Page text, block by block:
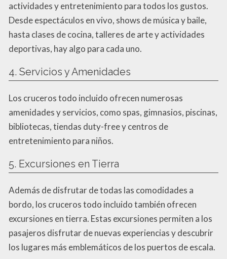
actividades y entretenimiento para todos los gustos.
Desde espectáculos en vivo, shows de música y baile,
hasta clases de cocina, talleres de arte y actividades
deportivas, hay algo para cada uno.
4. Servicios y Amenidades
Los cruceros todo incluido ofrecen numerosas
amenidades y servicios, como spas, gimnasios, piscinas,
bibliotecas, tiendas duty-free y centros de
entretenimiento para niños.
5. Excursiones en Tierra
Además de disfrutar de todas las comodidades a
bordo, los cruceros todo incluido también ofrecen
excursiones en tierra. Estas excursiones permiten a los
pasajeros disfrutar de nuevas experiencias y descubrir
los lugares más emblemáticos de los puertos de escala.